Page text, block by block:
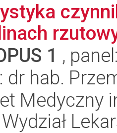
1 ,
dr hab.
Medyczny